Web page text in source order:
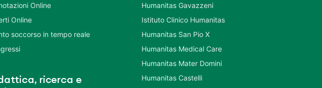
Online
Online
soccorso in tempo reale
ricerca e
Humanitas Gavazzeni
Istituto Clinico Humanitas
Humanitas San Pio X
Humanitas Medical Care
Humanitas Mater Domini
Humanitas Castelli